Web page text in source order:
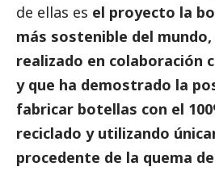
de ellas es el proyecto la
más sostenible del
realizado en colaboración
y que ha demostrado la
fabricar botellas con el
reciclado y utilizando
procedente de la quema